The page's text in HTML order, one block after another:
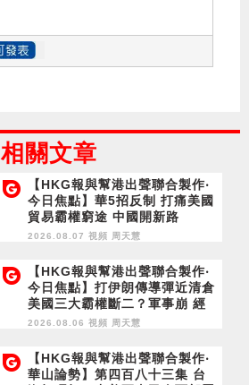
相關文章
【HKG報與幫港出聲聯合製作‧
今日焦點】華5招反制 打痛美國
貿易霸權窮途 中國開新路
2026.08.07 視頻 周天慧
【HKG報與幫港出聲聯合製作‧
今日焦點】打伊朗傳導彈近清倉
美國三大霸權斷二？軍事崩 經
濟損
2026.08.06 視頻 周天慧
【HKG報與幫港出聲聯合製作‧
華山論勢】第四百八十三集 台